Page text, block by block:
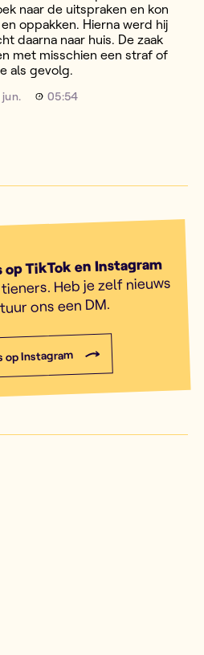
naar de uitspraken en kon
oppakken. Hierna werd hij
daarna naar huis. De zaak
met misschien een straf of
als gevolg.
jun. 05:54
op TikTok en Instagram
Heb je zelf nieuws
ons een DM.
op Instagram